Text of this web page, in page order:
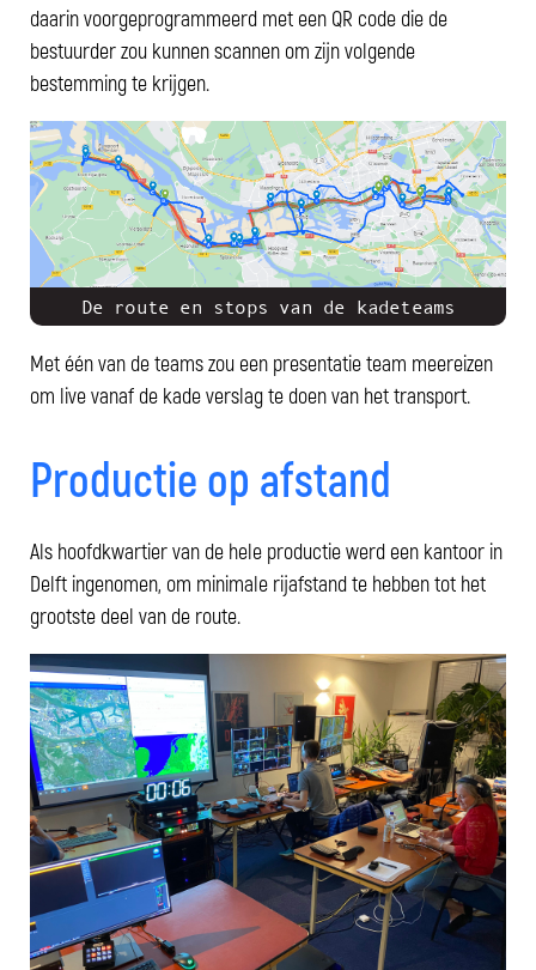
daarin voorgeprogrammeerd met een QR code die de
bestuurder zou kunnen scannen om zijn volgende
bestemming te krijgen.
De route en stops van de kadeteams
Met één van de teams zou een presentatie team meereizen
om live vanaf de kade verslag te doen van het transport.
Productie op afstand
Als hoofdkwartier van de hele productie werd een kantoor in
Delft ingenomen, om minimale rijafstand te hebben tot het
grootste deel van de route.